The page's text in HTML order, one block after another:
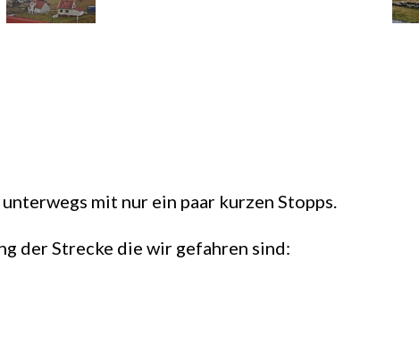
mit nur ein paar kurzen Stopps.
der Strecke die wir gefahren sind: